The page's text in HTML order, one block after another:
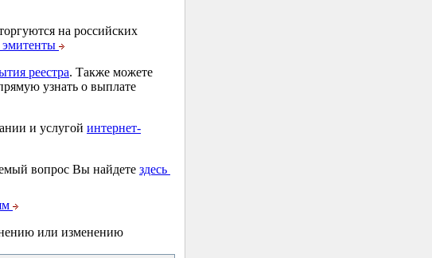
на российских
эмитенты
реестра. Также можете
узнать о выплате
и услугой интернет-
вопрос Вы найдете здесь
или изменению